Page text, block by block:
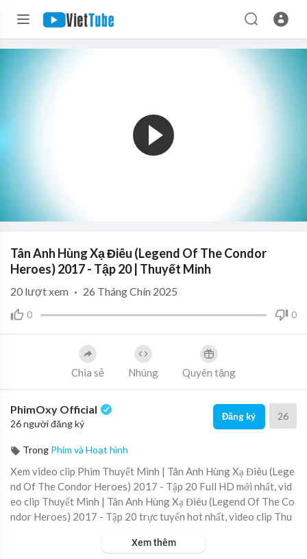
Tân Anh Hùng Xạ Điêu (Legend Of The Condor
Heroes) 2017 - Tập 20 | Thuyết Minh
0 0
20 lượt xem · 26 Tháng Chín 2025
Chia sẻ Nhúng Quyên tặng
PhimOxy Official
26 người đăng ký
Đăng ký 26
Trong Phim và Hoạt hình
Xem video clip Phim Thuyết Minh | Tân Anh Hùng Xạ Điêu (Lege
nd Of The Condor Heroes) 2017 - Tập 20 Full HD mới nhất, vid
eo clip Thuyết Minh | Tân Anh Hùng Xạ Điêu (Legend Of The Co
ndor Heroes) 2017 - Tập 20 trực tuyến hot nhất, video clip Thu
es) 2017 - Tập 20 online hay nhất.
Xem thêm